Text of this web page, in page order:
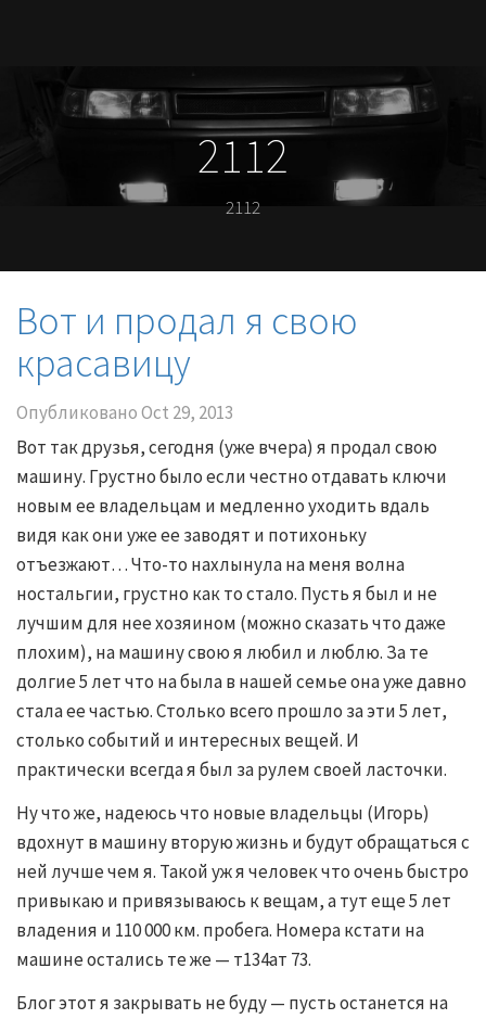
2112
2112
Вот и продал я свою
красавицу
ОпубликованоOct 29, 2013
Вот так друзья, сегодня (уже вчера) я продал свою
машину. Грустно было если честно отдавать ключи
новым ее владельцам и медленно уходить вдаль
видя как они уже ее заводят и потихоньку
отъезжают… Что-то нахлынула на меня волна
ностальгии, грустно как то стало. Пусть я был и не
лучшим для нее хозяином (можно сказать что даже
плохим), на машину свою я любил и люблю. За те
долгие 5 лет что на была в нашей семье она уже давно
стала ее частью. Столько всего прошло за эти 5 лет,
столько событий и интересных вещей. И
практически всегда я был за рулем своей ласточки.
Ну что же, надеюсь что новые владельцы (Игорь)
вдохнут в машину вторую жизнь и будут обращаться с
ней лучше чем я. Такой уж я человек что очень быстро
привыкаю и привязываюсь к вещам, а тут еще 5 лет
владения и 110 000 км. пробега. Номера кстати на
машине остались те же — т134ат 73.
Блог этот я закрывать не буду — пусть останется на